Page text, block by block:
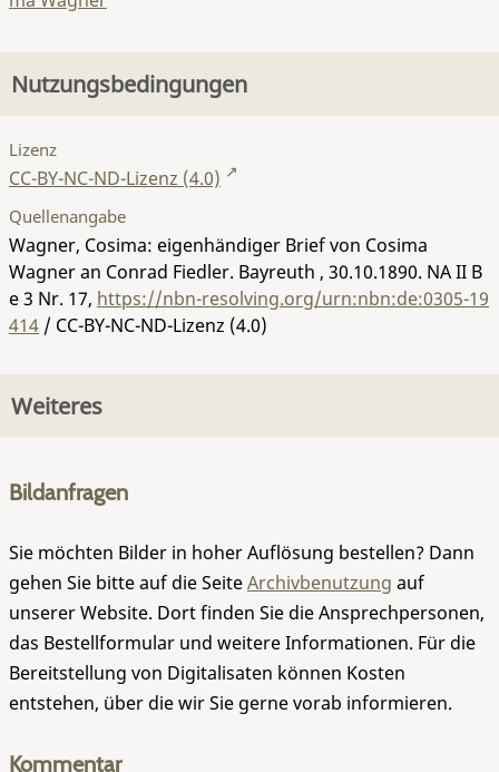
Nutzungsbedingungen
Lizenz
CC-BY-NC-ND-Lizenz (4.0)
Quellenangabe
Wagner, Cosima: eigenhändiger Brief von Cosima
Wagner an Conrad Fiedler. Bayreuth , 30.10.1890. NA II B
e 3 Nr. 17, https://nbn-resolving.org/urn:nbn:de:0305-19
414 / CC-BY-NC-ND-Lizenz (4.0)
Weiteres
Bildanfragen
Sie möchten Bilder in hoher Auflösung bestellen? Dann
gehen Sie bitte auf die SeiteArchivbenutzung auf
unserer Website. Dort finden Sie die Ansprechpersonen,
das Bestellformular und weitere Informationen. Für die
Bereitstellung von Digitalisaten können Kosten
entstehen, über die wir Sie gerne vorab informieren.
Kommentar